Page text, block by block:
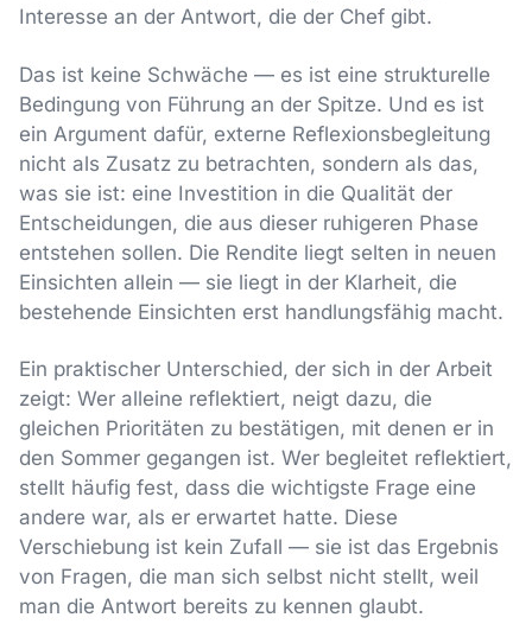
Interesse an der Antwort, die der Chef gibt.
Das ist keine Schwäche — es ist eine strukturelle
Bedingung von Führung an der Spitze. Und es ist
ein Argument dafür, externe Reflexionsbegleitung
nicht als Zusatz zu betrachten, sondern als das,
was sie ist: eine Investition in die Qualität der
Entscheidungen, die aus dieser ruhigeren Phase
entstehen sollen. Die Rendite liegt selten in neuen
Einsichten allein — sie liegt in der Klarheit, die
bestehende Einsichten erst handlungsfähig macht.
Ein praktischer Unterschied, der sich in der Arbeit
zeigt: Wer alleine reflektiert, neigt dazu, die
gleichen Prioritäten zu bestätigen, mit denen er in
den Sommer gegangen ist. Wer begleitet reflektiert,
stellt häufig fest, dass die wichtigste Frage eine
andere war, als er erwartet hatte. Diese
Verschiebung ist kein Zufall — sie ist das Ergebnis
von Fragen, die man sich selbst nicht stellt, weil
man die Antwort bereits zu kennen glaubt.